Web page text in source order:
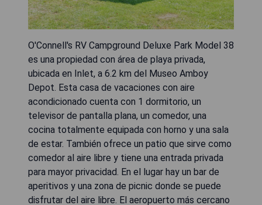
O'Connell's RV Campground Deluxe Park Model 38
es una propiedad con área de playa privada,
ubicada en Inlet, a 6.2 km del Museo Amboy
Depot. Esta casa de vacaciones con aire
acondicionado cuenta con 1 dormitorio, un
televisor de pantalla plana, un comedor, una
cocina totalmente equipada con horno y una sala
de estar. También ofrece un patio que sirve como
comedor al aire libre y tiene una entrada privada
para mayor privacidad. En el lugar hay un bar de
aperitivos y una zona de picnic donde se puede
disfrutar del aire libre. El aeropuerto más cercano